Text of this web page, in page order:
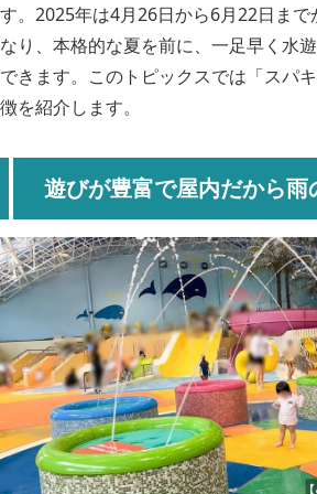
す。2025年は4月26日から6月22日まで
なり、本格的な夏を前に、一足早く水
できます。このトピックスでは「スパ
徴を紹介します。
遊びが豊富で屋内だから雨